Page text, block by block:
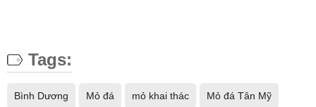
Tags:
Bình Dương Mỏ đá mỏ khai thác Mỏ đá Tân Mỹ